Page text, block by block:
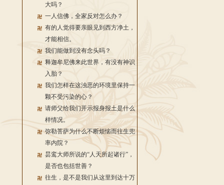
大吗？
一人信佛，全家反对怎么办？
有的人觉得要亲眼见到西方净土，
才能相信。
我们能做到没有念头吗？
释迦牟尼佛来此世界，有没有神识
入胎？
我们怎样在这浊恶的环境里保持一
颗不受污染的心？
请师父给我们开示报身报土是什么
样情况。
弥勒菩萨为什么不断烦恼而往生兜
率内院？
昙鸾大师所说的“人天所起诸行”，
是否也包括世善？
往生，是不是我们从这里到达十万